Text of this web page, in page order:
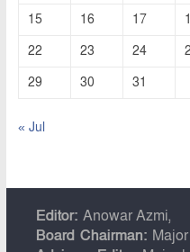
15
16 17
22
23 24
29
30 31
« Jul
Editor: Anowar Azmi,
Board Chairman: